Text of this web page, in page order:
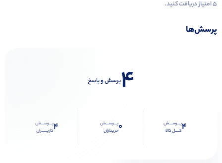
۵ امتیاز دریافت کنید.
پرسش‌ها
4پرسش و پاسخ
4پـــرســـش
کــــل کالا
0پـــرســـش
خریداران
4پـــرســـش
کاربـــــران